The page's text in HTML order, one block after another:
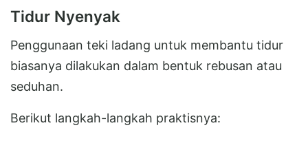
Tidur Nyenyak
Penggunaan teki ladang untuk membantu tidur
biasanya dilakukan dalam bentuk rebusan atau
seduhan.
Berikut langkah-langkah praktisnya: